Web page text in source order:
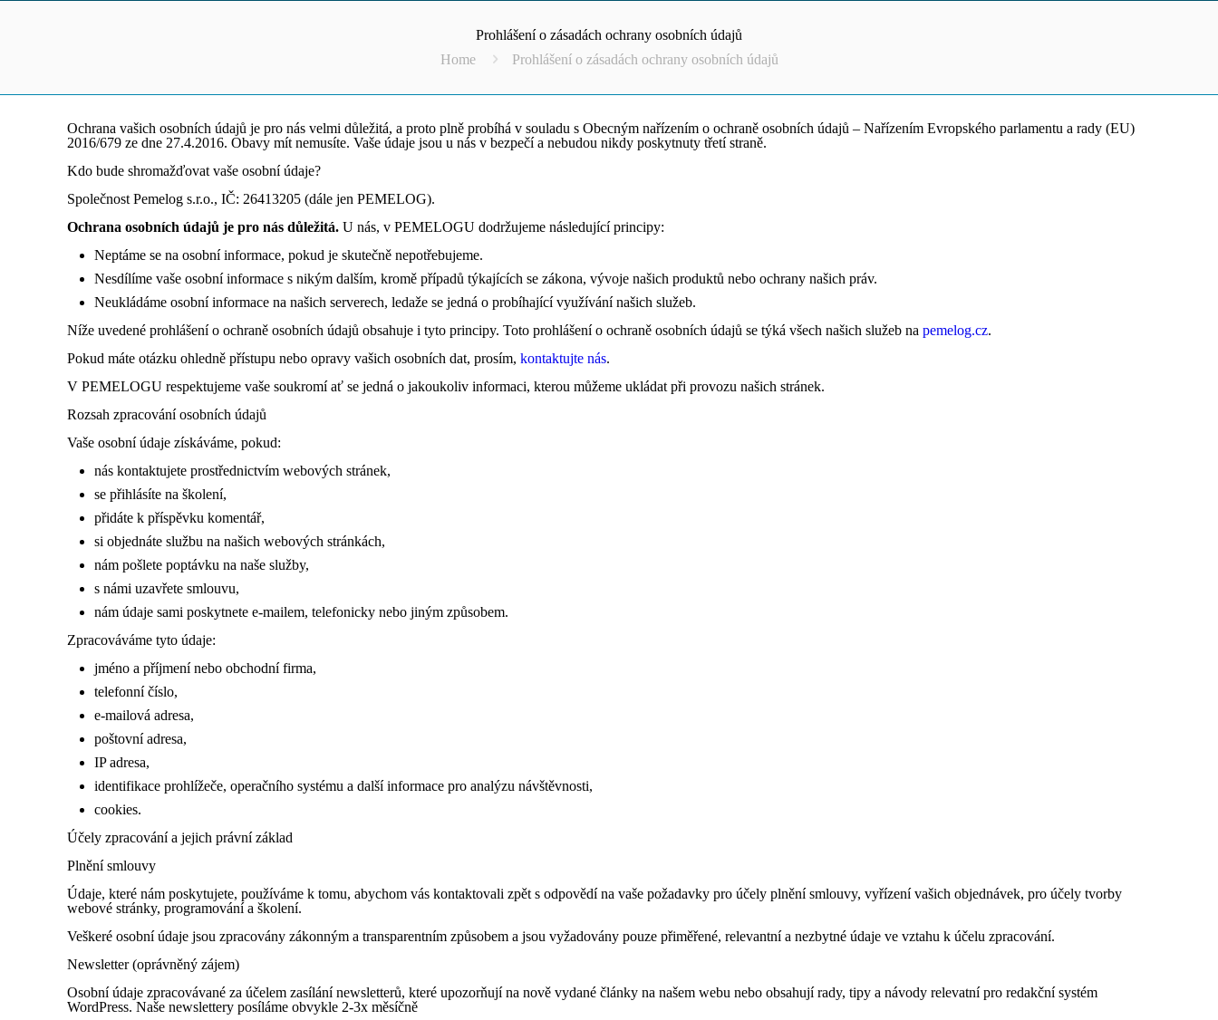
Prohlášení o zásadách ochrany osobních údajů
Home
Prohlášení o zásadách ochrany osobních údajů
Ochrana vašich osobních údajů je pro nás velmi důležitá, a proto plně probíhá v souladu s Obecným nařízením o ochraně osobních údajů – Nařízením Evropského parlamentu a rady (EU)
2016/679 ze dne 27.4.2016. Obavy mít nemusíte. Vaše údaje jsou u nás v bezpečí a nebudou nikdy poskytnuty třetí straně.
Kdo bude shromažďovat vaše osobní údaje?
Společnost Pemelog s.r.o., IČ: 26413205 (dále jen PEMELOG).
Ochrana osobních údajů je pro nás důležitá.U nás, v PEMELOGU dodržujeme následující principy:
Neptáme se na osobní informace, pokud je skutečně nepotřebujeme.
Nesdílíme vaše osobní informace s nikým dalším, kromě případů týkajících se zákona, vývoje našich produktů nebo ochrany našich práv.
Neukládáme osobní informace na našich serverech, ledaže se jedná o probíhající využívání našich služeb.
Níže uvedené prohlášení o ochraně osobních údajů obsahuje i tyto principy. Toto prohlášení o ochraně osobních údajů se týká všech našich služeb napemelog.cz.
Pokud máte otázku ohledně přístupu nebo opravy vašich osobních dat, prosím,kontaktujte nás.
V PEMELOGU respektujeme vaše soukromí ať se jedná o jakoukoliv informaci, kterou můžeme ukládat při provozu našich stránek.
Rozsah zpracování osobních údajů
Vaše osobní údaje získáváme, pokud:
nás kontaktujete prostřednictvím webových stránek,
se přihlásíte na školení,
přidáte k příspěvku komentář,
si objednáte službu na našich webových stránkách,
nám pošlete poptávku na naše služby,
s námi uzavřete smlouvu,
nám údaje sami poskytnete e-mailem, telefonicky nebo jiným způsobem.
Zpracováváme tyto údaje:
jméno a příjmení nebo obchodní firma,
telefonní číslo,
e-mailová adresa,
poštovní adresa,
IP adresa,
identifikace prohlížeče, operačního systému a další informace pro analýzu návštěvnosti,
cookies.
Účely zpracování a jejich právní základ
Plnění smlouvy
Údaje, které nám poskytujete, používáme k tomu, abychom vás kontaktovali zpět s odpovědí na vaše požadavky pro účely plnění smlouvy, vyřízení vašich objednávek, pro účely tvorby
webové stránky, programování a školení.
Veškeré osobní údaje jsou zpracovány zákonným a transparentním způsobem a jsou vyžadovány pouze přiměřené, relevantní a nezbytné údaje ve vztahu k účelu zpracování.
Newsletter (oprávněný zájem)
Osobní údaje zpracovávané za účelem zasílání newsletterů, které upozorňují na nově vydané články na našem webu nebo obsahují rady, tipy a návody relevatní pro redakční systém
WordPress. Naše newslettery posíláme obvykle 2-3x měsíčně